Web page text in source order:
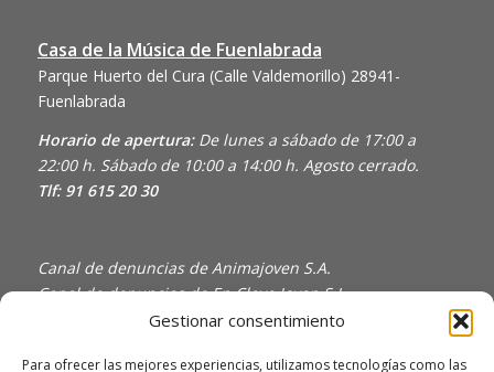
Gestionar consentimiento
Para ofrecer las mejores experiencias, utilizamos tecnologías como las
Casa de la Música de Fuenlabrada
Parque Huerto del Cura (Calle Valdemorillo) 28941-
Fuenlabrada
Horario de apertura: De lunes a sábado de 17:00 a
22:00 h. Sábado de 10:00 a 14:00 h. Agosto cerrado.
Tlf: 91 615 20 30
Canal de denuncias de Animajoven S.A.
Canal de denuncias de En Clave Joven S.L.
Política de Privacidad y Uso de Cookies
Política de calidad